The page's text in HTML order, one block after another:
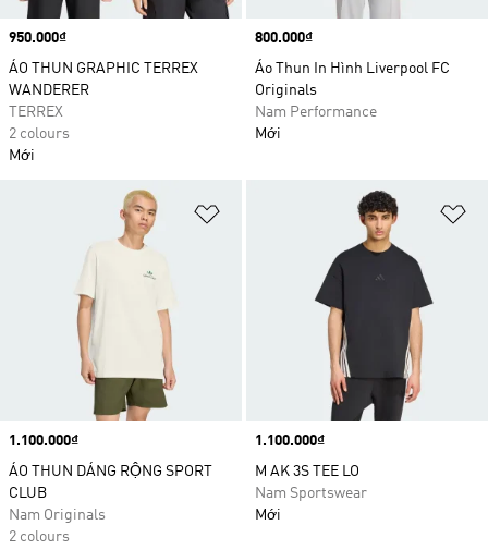
Price
950.000₫
ÁO THUN GRAPHIC TERREX
WANDERER
TERREX
2 colours
Mới
Price
800.000₫
Áo Thun In Hình Liverpool FC
Originals
Nam Performance
Mới
Price
1.100.000₫
ÁO THUN DÁNG RỘNG SPORT
CLUB
Nam Originals
2 colours
Price
1.100.000₫
M AK 3S TEE LO
Nam Sportswear
Mới